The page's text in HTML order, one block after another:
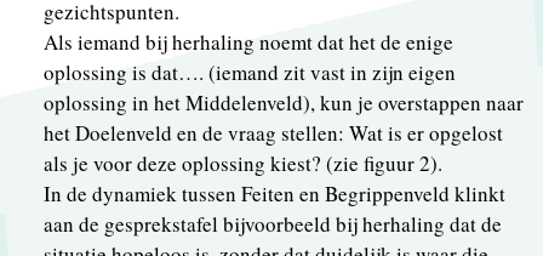
gezichtspunten.
Als iemand bij herhaling noemt dat het de enige
oplossing is dat…. (iemand zit vast in zijn eigen
oplossing in het Middelenveld), kun je overstappen naar
het Doelenveld en de vraag stellen: Wat is er opgelost
als je voor deze oplossing kiest? (zie figuur 2).
In de dynamiek tussen Feiten en Begrippenveld klinkt
aan de gesprekstafel bijvoorbeeld bij herhaling dat de